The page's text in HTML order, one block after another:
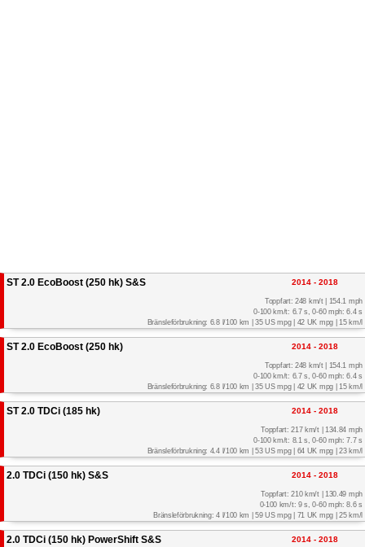
ST 2.0 EcoBoost (250 hk) S&S 2014 - 2018
Toppfart: 248 km/t | 154.1 mph
0-100 km/t: 6.7 s, 0-60 mph: 6.4 s
Bränsleförbrukning: 6.8 l/100 km | 35 US mpg | 42 UK mpg | 15 km/l
ST 2.0 EcoBoost (250 hk) 2014 - 2018
Toppfart: 248 km/t | 154.1 mph
0-100 km/t: 6.7 s, 0-60 mph: 6.4 s
Bränsleförbrukning: 6.8 l/100 km | 35 US mpg | 42 UK mpg | 15 km/l
ST 2.0 TDCi (185 hk) 2014 - 2018
Toppfart: 217 km/t | 134.84 mph
0-100 km/t: 8.1 s, 0-60 mph: 7.7 s
Bränsleförbrukning: 4.4 l/100 km | 53 US mpg | 64 UK mpg | 23 km/l
2.0 TDCi (150 hk) S&S 2014 - 2018
Toppfart: 210 km/t | 130.49 mph
0-100 km/t: 9 s, 0-60 mph: 8.6 s
Bränsleförbrukning: 4 l/100 km | 59 US mpg | 71 UK mpg | 25 km/l
2.0 TDCi (150 hk) PowerShift S&S 2014 - 2018